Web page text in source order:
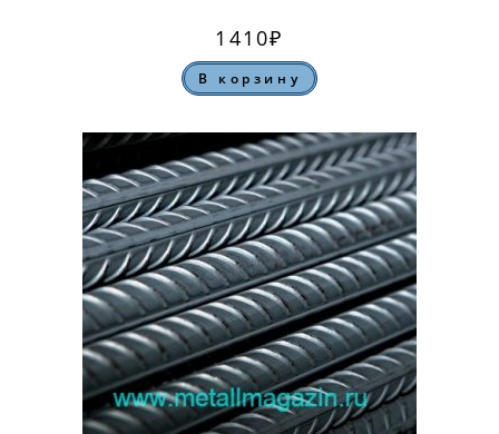
1410₽
В корзину